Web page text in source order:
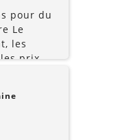
pour du
Le
les
prix
les
la
chercher
!!!